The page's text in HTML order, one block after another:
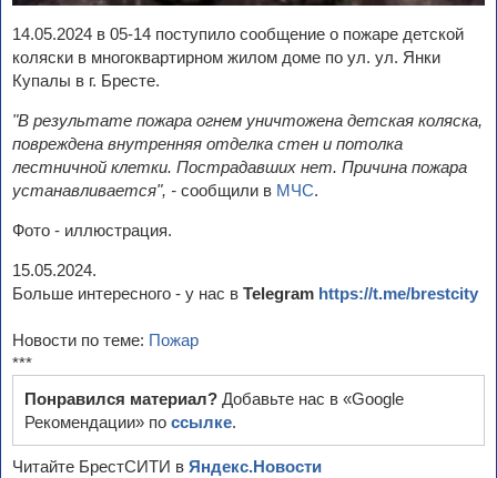
14.05.2024 в 05-14 поступило сообщение о пожаре детской
коляски в многоквартирном жилом доме по ул. ул. Янки
Купалы в г. Бресте.
"В результате пожара огнем уничтожена детская коляска,
повреждена внутренняя отделка стен и потолка
лестничной клетки. Пострадавших нет. Причина пожара
устанавливается", - сообщили в МЧС.
Фото - иллюстрация.
15.05.2024.
Больше интересного - у нас в Telegram https://t.me/brestcity
Новости по теме: Пожар
***
Понравился материал? Добавьте нас в «Google
Рекомендации» по ссылке.
Читайте БрестСИТИ в Яндекс.Новости